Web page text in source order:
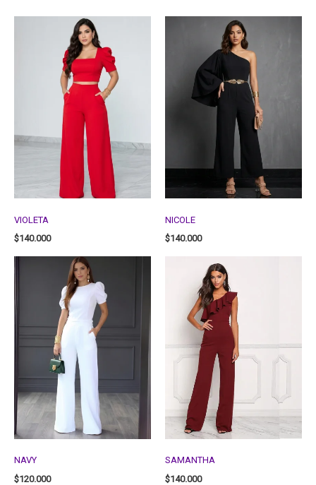
VIOLETA
$140.000
NICOLE
$140.000
NAVY
$120.000
SAMANTHA
$140.000